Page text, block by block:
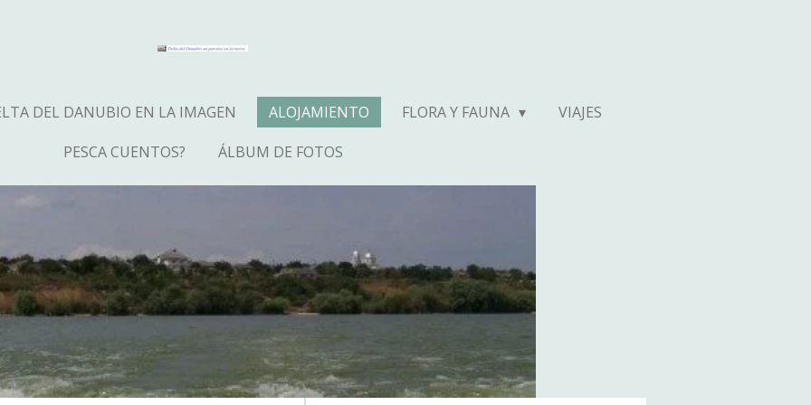
DEL DANUBIO EN LA IMAGEN ALOJAMIENTO FLORA Y FAUNA
VIAJES
PESCA CUENTOS?
ÁLBUM DE FOTOS